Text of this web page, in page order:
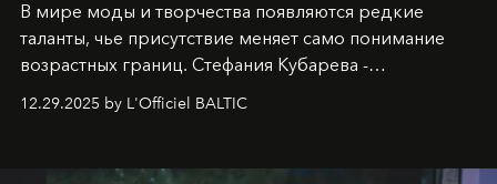
В мире моды и творчества появляются редкие
таланты, чье присутствие меняет само понимание
возрастных границ. Стефания Кубарева -
десятилетняя обладательница невероятной
харизмы, чье имя уже украшает обложки
2025
и LUXIA June 2025, представляет собой
12.29.2025 by L'Officiel BALTIC